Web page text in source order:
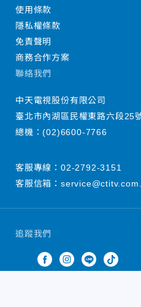
追蹤我們
使用條款
隱私權條款
免責聲明
商務合作方案
聯絡我們
中天電視股份有限公司
臺北市內湖區民權東路六段25
總機：(02)6600-7766
客服專線： 02-2792-3151
客服信箱：